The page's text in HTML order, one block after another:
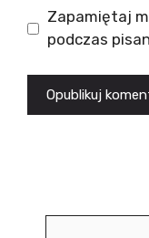
Zapamiętaj
podczas